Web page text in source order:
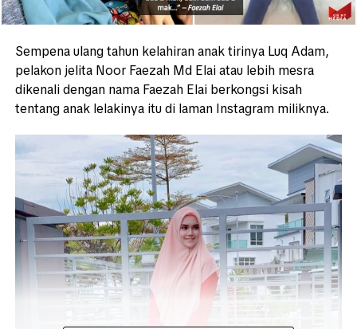
Sempena ulang tahun kelahiran anak tirinya Luq Adam,
pelakon jelita Noor Faezah Md Elai atau lebih mesra
dikenali dengan nama Faezah Elai berkongsi kisah
tentang anak lelakinya itu di laman Instagram miliknya.